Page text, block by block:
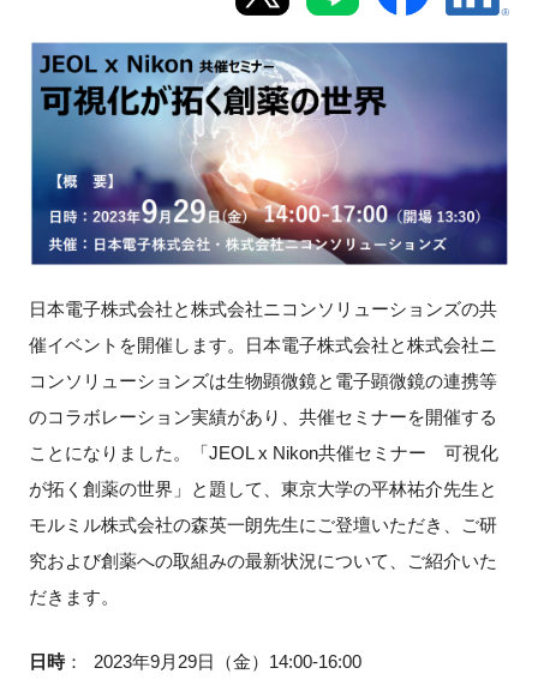
マイページ
プログラム
ニュース・掲示板
LINK-Jを知る
特別会員
FAQ
日本電子株式会社と株式会社ニコンソリューションズの共
催イベントを開催します。日本電子株式会社と株式会社ニ
コンソリューションズは生物顕微鏡と電子顕微鏡の連携等
のコラボレーション実績があり、共催セミナーを開催する
ことになりました。「JEOL x Nikon共催セミナー 可視化
が拓く創薬の世界」と題して、東京大学の平林祐介先生と
モルミル株式会社の森英一朗先生にご登壇いただき、ご研
究および創薬への取組みの最新状況について、ご紹介いた
だきます。
日時： 2023年9月29日（金）14:00-16:00